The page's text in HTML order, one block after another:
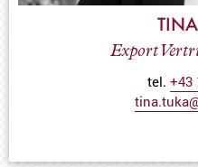
Export
tel. +43